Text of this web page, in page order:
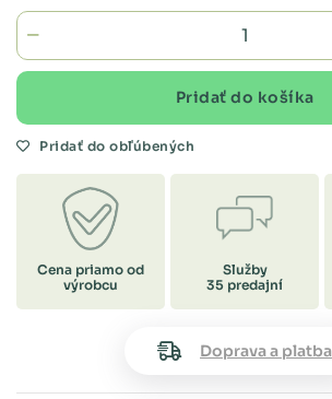
Pridať do košíka
Pridať do obľúbených
Cena priamo od
výrobcu
Služby
35 predajní
Doprava a platba